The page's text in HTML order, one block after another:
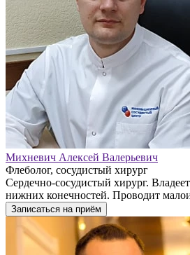
Михневич Алексей Валерьевич
Флеболог, сосудистый хирург
Сердечно-сосудистый хирург.
нижних конечностей. Проводит
Записаться на приём